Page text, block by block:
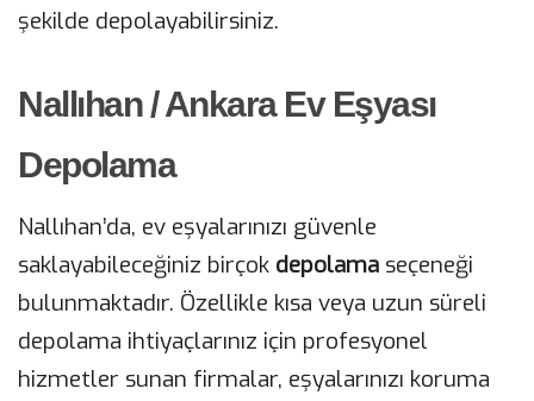
şekilde depolayabilirsiniz.
Nallıhan / Ankara Ev Eşyası
Depolama
Nallıhan’da, ev eşyalarınızı güvenle
saklayabileceğiniz birçok depolama seçeneği
bulunmaktadır. Özellikle kısa veya uzun süreli
depolama ihtiyaçlarınız için profesyonel
hizmetler sunan firmalar, eşyalarınızı koruma